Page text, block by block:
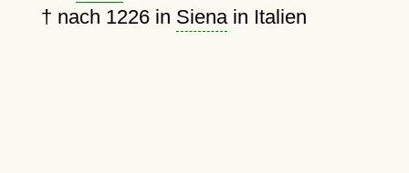
† nach 1226in Sienain Italien